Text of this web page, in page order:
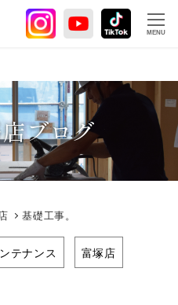
MENU
ブログ
基礎工事。
テナンス 富塚店